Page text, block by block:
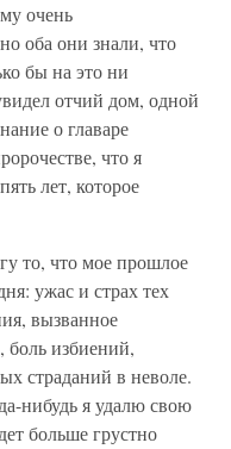
очень
оба они знали, что
бы на это ни
отчий дом, одной
о главаре
что я
лет, которое
то, что мое прошлое
ужас и страх тех
вызванное
боль избиений,
страданий в неволе.
нибудь я удалю свою
больше грустно